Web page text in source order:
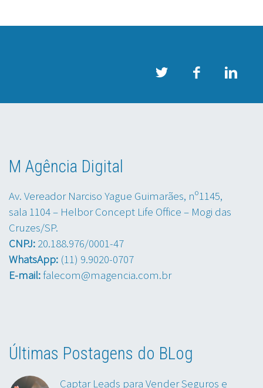
M Agência Digital
Av. Vereador Narciso Yague Guimarães, nº1145,
sala 1104 – Helbor Concept Life Office – Mogi das
Cruzes/SP.
CNPJ: 20.188.976/0001-47
WhatsApp: (11) 9.9020-0707
E-mail:falecom@magencia.com.br
Últimas Postagens do BLog
Captar Leads para Vender Seguros e